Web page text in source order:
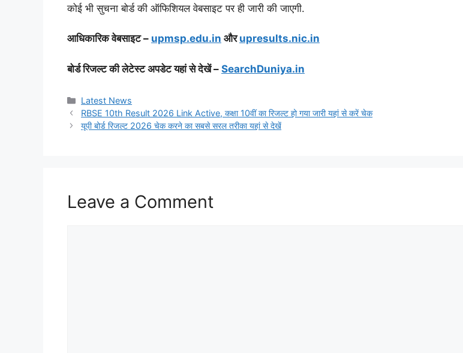
कोई भी सुचना बोर्ड की ऑफिशियल वेबसाइट पर ही जारी की जाएगी.
आधिकारिक वेबसाइट – upmsp.edu.in औरupresults.nic.in
बोर्ड रिजल्ट की लेटेस्ट अपडेट यहां से देखें – SearchDuniya.in
Categories
Latest News
RBSE 10th Result 2026 Link Active, कक्षा 10वीं का रिजल्ट हो गया जारी यहां से करें चेक
यूपी बोर्ड रिजल्ट 2026 चेक करने का सबसे सरल तरीका यहां से देखें
Leave a Comment